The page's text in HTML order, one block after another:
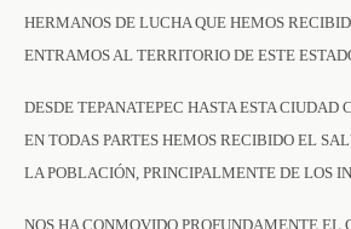
HERMANOS DE LUCHA QUE HEMOS
ENTRAMOS AL TERRITORIO DE ESTE
DESDE TEPANATEPEC HASTA ESTA CIUDAD
EN TODAS PARTES HEMOS RECIBIDO EL
LA POBLACIÓN, PRINCIPALMENTE DE LOS
NOS HA CONMOVIDO PROFUNDAMENTE EL